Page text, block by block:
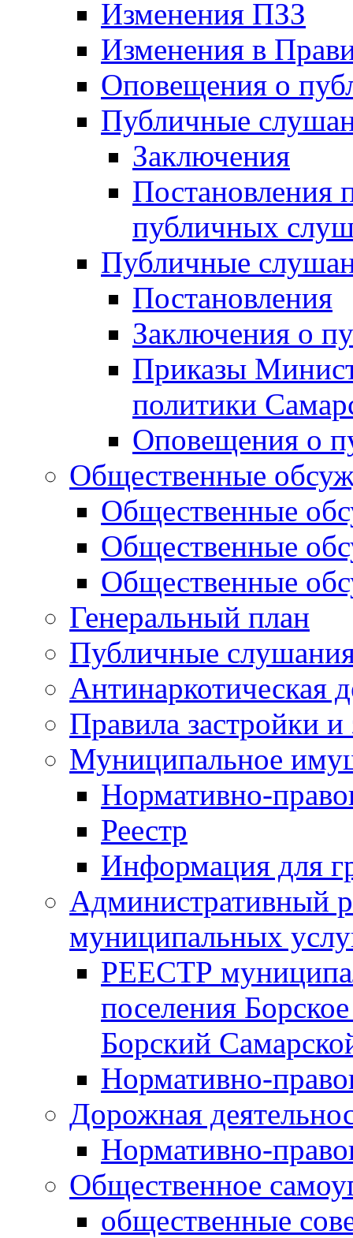
Изменения ПЗЗ
Изменения в
Оповещения о
Публичные
Заключения
Постановления
публичных
Публичные
Постановления
Заключения о
Приказы
политики
Оповещения о
Общественные
Общественные
Общественные
Общественные
Генеральный план
Публичные
Антинаркотическая
Правила застройки
Муниципальное
Нормативно-
Реестр
Информация для
Административный
муниципальных
РЕЕСТР
поселения
Борский
Нормативно-
Дорожная
Нормативно-
Общественное
общественные